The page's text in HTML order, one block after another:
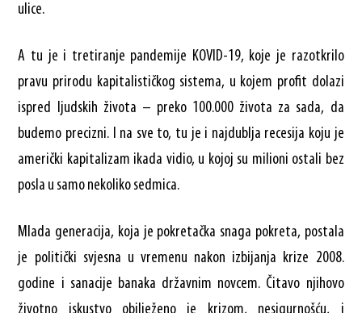
ulice.
A tu je i tretiranje pandemije KOVID-19, koje je razotkrilo
pravu prirodu kapitalističkog sistema, u kojem profit dolazi
ispred ljudskih života – preko 100.000 života za sada, da
budemo precizni. I na sve to, tu je i najdublja recesija koju je
američki kapitalizam ikada vidio, u kojoj su milioni ostali bez
posla u samo nekoliko sedmica.
Mlada generacija, koja je pokretačka snaga pokreta, postala
je politički svjesna u vremenu nakon izbijanja krize 2008.
godine i sanacije banaka državnim novcem. Čitavo njihovo
životno iskustvo obilježeno je krizom, nesigurnošću, i